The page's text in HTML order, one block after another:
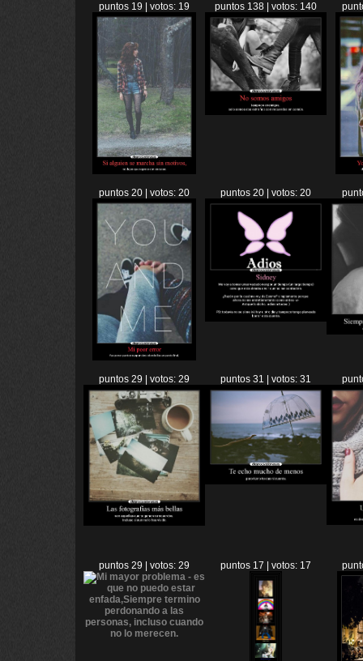
puntos 19 | votos: 19 puntos 138 | votos: 140
puntos 20 | votos: 20 puntos 20 | votos: 20
puntos 29 | votos: 29 puntos 31 | votos: 31
puntos 29 | votos: 29 puntos 17 | votos: 17